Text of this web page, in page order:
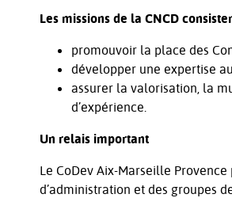
Les missions de la CNCD
promouvoir la place des
développer une expertise
assurer la valorisation, la
d’expérience.
Un relais important
Le CoDev Aix-Marseille
d’administration et des groupes